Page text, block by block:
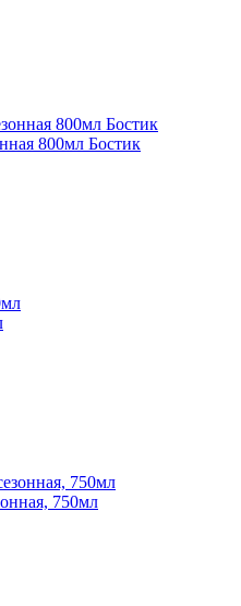
800мл Бостик
750мл